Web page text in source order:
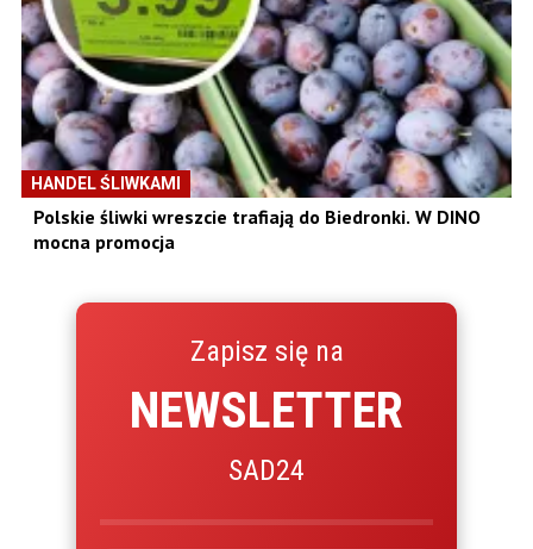
HANDEL ŚLIWKAMI
Polskie śliwki wreszcie trafiają do Biedronki. W DINO
mocna promocja
Zapisz się na
NEWSLETTER
SAD24